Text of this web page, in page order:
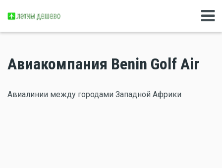
Авиакомпания Benin Golf Air
Авиалинии между городами Западной Африки